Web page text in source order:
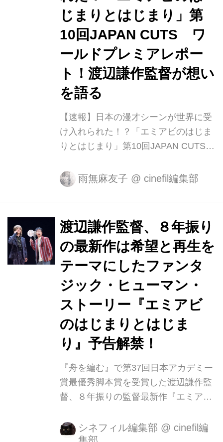
に親に遊郭に売られた少女たちを救い
出そうとする娼妓の自由廃業運動に命
賭けで取り組む姿などが見ることが出
来る。 また実在の人物も泣き虫で情熱
的な人物だったという山室軍平を、
『ろんぐ...
じまりとはじまり」第
10回JAPAN CUTS ワ
ールドプレミアレポー
ト！渡辺謙作監督が想い
を語る
【速報】日本の漫才シーンが世界に受
け入れられた！？「エミアビのはじま
りとはじまり」第10回JAPAN CUTSで
で第37回日本アカデミー賞最優秀脚本
賞を受賞した渡辺謙作がメガホンを執
『エミアビのはじまりとはじまり』が
9月3日（土）よりヒューマントラスト
シネマ渋谷ほかにて公開します。 この
度日本に先駆けて、７月14日からアメ
リカ・ニューヨーク・ジャパン・ソサ
エティーで開催されている「第10回
JAPAN CUTS～ジャパン・カッツ！
～」で、世界初となるワールドプレミ
ア上映を行いました。「JAPAN
CUTS」は、北米最大の...
雨無麻友子 @ cinefil編集部
渡辺謙作監督、８年振り
の最新作は希望と再生を
テーマにしたファンタ
ジック・ヒューマン・
ストーリー『エミアビ
のはじまりとはじま
り』予告解禁！
『舟を­編む』で第37回日本アカデミー
賞最優秀脚本賞を受賞した渡辺謙作監
督、８年振りの監­督最新作『エミアビ
された！ ある日突然、相方が死んだ。
シネフィル編集部 @ cinefil編